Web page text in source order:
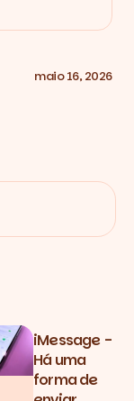
maio 16, 2026
iMessage -
Há uma
forma de